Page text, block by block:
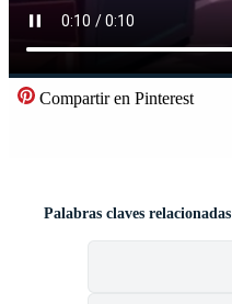
Compartir en Pinterest
Palabras claves relacionadas